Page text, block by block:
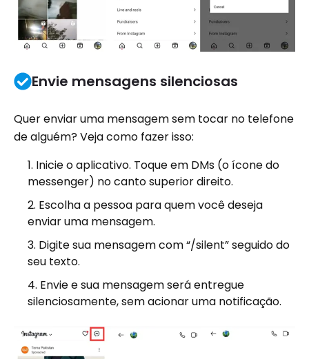
Envie mensagens silenciosas
Quer enviar uma mensagem sem tocar no telefone
de alguém? Veja como fazer isso:
Inicie o aplicativo. Toque em DMs (o ícone do
messenger) no canto superior direito.
Escolha a pessoa para quem você deseja
enviar uma mensagem.
Digite sua mensagem com “/silent” seguido do
seu texto.
Envie e sua mensagem será entregue
silenciosamente, sem acionar uma notificação.